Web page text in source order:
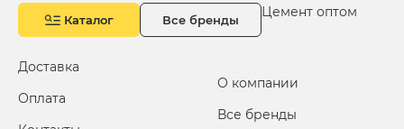
Каталог Все бренды Цемент оптом
Доставка
Оплата
О компании
Все бренды